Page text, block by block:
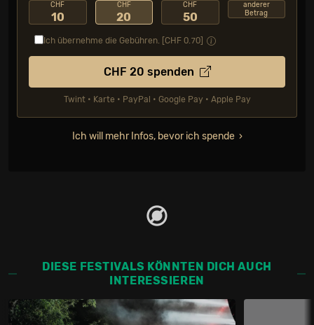
CHF
10
CHF
20
CHF
50
anderer
Betrag
Ich übernehme die Gebühren. [CHF 0.70
CHF 20 spenden
Twint • Karte • PayPal • Google Pay • Apple Pay
Ich will mehr Infos, bevor ich spende
DIESE FESTIVALS KÖNNTEN DICH AUCH
INTERESSIEREN